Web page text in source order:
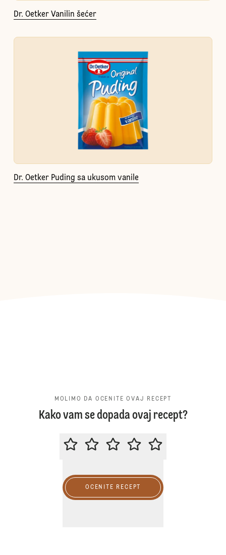
Dr. Oetker Vanilin šećer
Dr. Oetker Puding sa ukusom vanile
MOLIMO DA OCENITE OVAJ RECEPT
Kako vam se dopada ovaj recept?
MOLIMO DA OCENITE OVAJ
OCENITE RECEPT